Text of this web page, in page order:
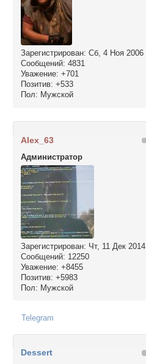
Зарегистрирован: Сб, 4 Ноя 2006
Сообщений: 4831
Уважение: +701
Позитив: +533
Пол: Мужской
Alex_63
Администратор
Зарегистрирован: Чт, 11 Дек 2014
Сообщений: 12250
Уважение: +8455
Позитив: +5983
Пол: Мужской
Telegram
Dessert